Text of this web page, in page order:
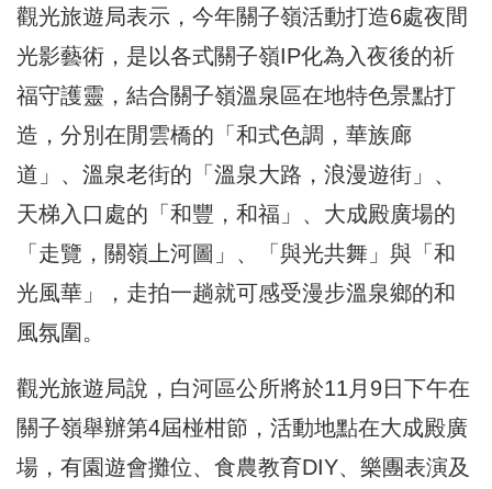
觀光旅遊局表示，今年關子嶺活動打造6處夜間
光影藝術，是以各式關子嶺IP化為入夜後的祈
福守護靈，結合關子嶺溫泉區在地特色景點打
造，分別在閒雲橋的「和式色調，華族廊
道」、溫泉老街的「溫泉大路，浪漫遊街」、
天梯入口處的「和豐，和福」、大成殿廣場的
「走覽，關嶺上河圖」、「與光共舞」與「和
光風華」，走拍一趟就可感受漫步溫泉鄉的和
風氛圍。
觀光旅遊局說，白河區公所將於11月9日下午在
關子嶺舉辦第4屆椪柑節，活動地點在大成殿廣
場，有園遊會攤位、食農教育DIY、樂團表演及